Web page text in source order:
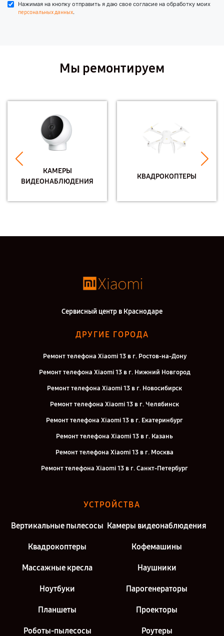
Нажимая на кнопку отправить я даю свое согласие на обработку моих
персональных данных.
Мы ремонтируем
КАМЕРЫ
ВИДЕОНАБЛЮДЕНИЯ
КВАДРОКОПТЕРЫ
Сервисный центр в Краснодаре
ДРУГИЕ ГОРОДА
Ремонт телефона Xiaomi 13 в г. Ростов-на-Дону
Ремонт телефона Xiaomi 13 в г. Нижний Новгород
Ремонт телефона Xiaomi 13 в г. Новосибирск
Ремонт телефона Xiaomi 13 в г. Челябинск
Ремонт телефона Xiaomi 13 в г. Екатеринбург
Ремонт телефона Xiaomi 13 в г. Казань
Ремонт телефона Xiaomi 13 в г. Москва
Ремонт телефона Xiaomi 13 в г. Санкт-Петербург
УСТРОЙСТВА
Вертикальные пылесосы Камеры видеонаблюдения
Квадрокоптеры Кофемашины
Массажные кресла Наушники
Ноутбуки Парогенераторы
Планшеты Проекторы
Роботы-пылесосы Роутеры